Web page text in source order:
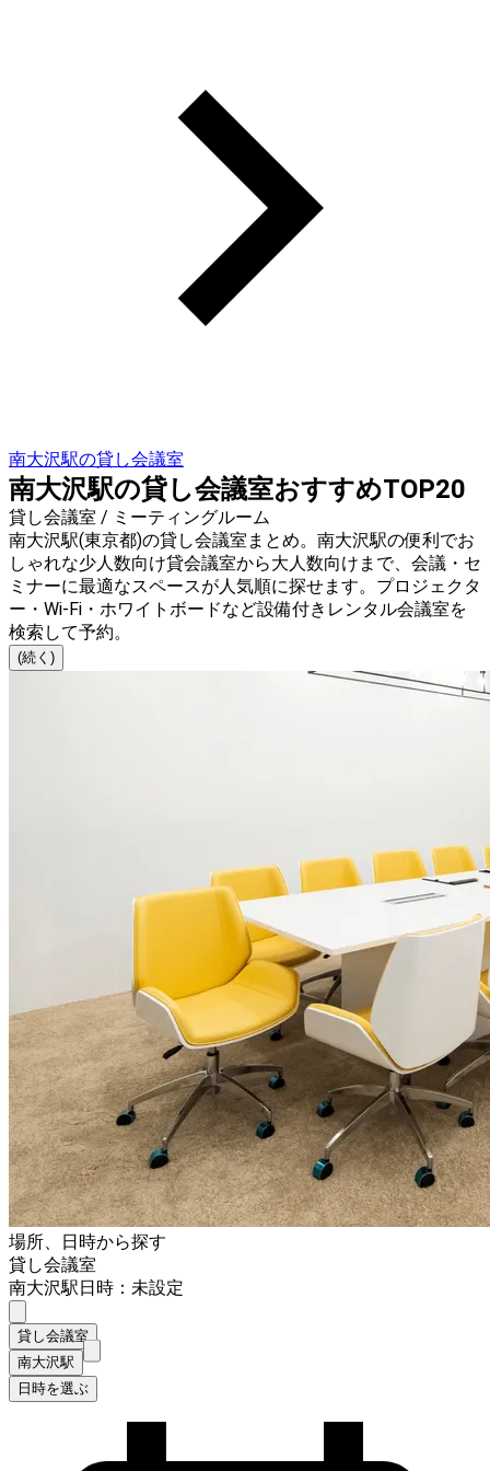
南大沢駅の貸し会議室
南大沢駅の貸し会議室おすすめTOP20
貸し会議室 / ミーティングルーム
南大沢駅(東京都)の貸し会議室まとめ。南大沢駅の便利でお
しゃれな少人数向け貸会議室から大人数向けまで、会議・セ
ミナーに最適なスペースが人気順に探せます。プロジェクタ
ー・Wi-Fi・ホワイトボードなど設備付きレンタル会議室を
検索して予約。
(続く)
場所、日時から探す
貸し会議室
南大沢駅日時：未設定
貸し会議室
南大沢駅
日時を選ぶ